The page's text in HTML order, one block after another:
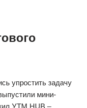
упростить задачу
мини-
УТМ HUB –